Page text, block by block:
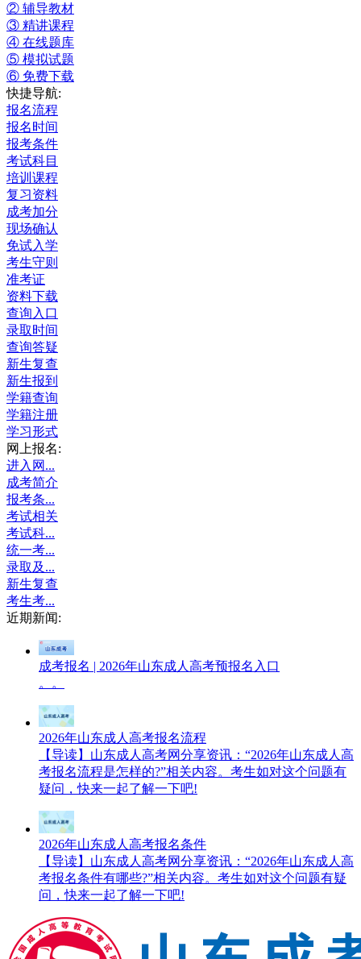
② 辅导教材
③ 精讲课程
④ 在线题库
⑤ 模拟试题
⑥ 免费下载
快捷导航:
报名流程
报名时间
报考条件
考试科目
培训课程
复习资料
成考加分
现场确认
免试入学
考生守则
准考证
资料下载
查询入口
录取时间
查询答疑
新生复查
新生报到
学籍查询
学籍注册
学习形式
网上报名:
进入网...
成考简介
报考条...
考试相关
考试科...
统一考...
录取及...
新生复查
考生考...
近期新闻:
成考报名 | 2026年山东成人高考预报名入口
。。
2026年山东成人高考报名流程
【导读】山东成人高考网分享资讯：“2026年山东成人高
考报名流程是怎样的?”相关内容。考生如对这个问题有
疑问，快来一起了解一下吧!
2026年山东成人高考报名条件
【导读】山东成人高考网分享资讯：“2026年山东成人高
考报名条件有哪些?”相关内容。考生如对这个问题有疑
问，快来一起了解一下吧!